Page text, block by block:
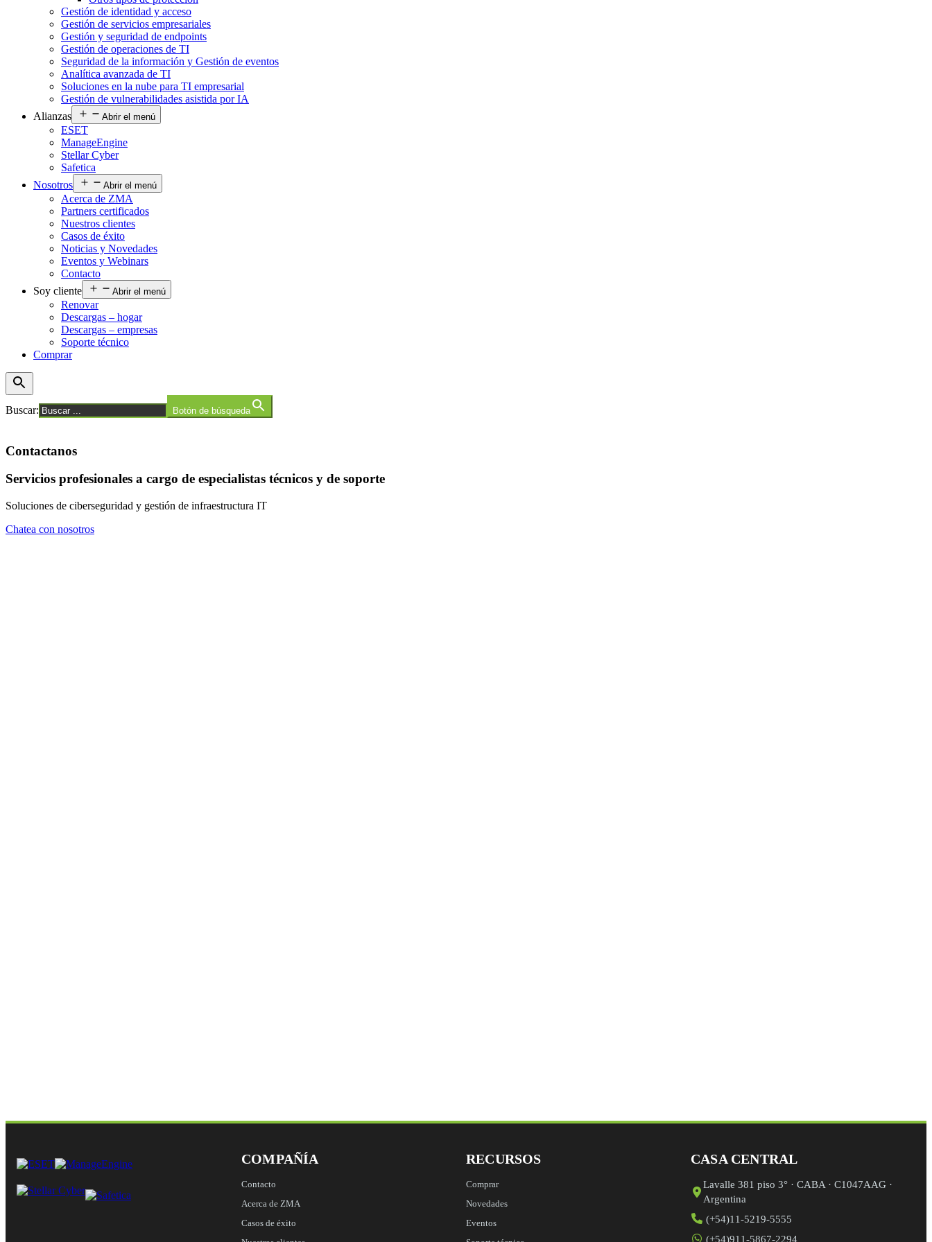
Gestión de identidad y acceso
Gestión de servicios empresariales
Gestión y seguridad de endpoints
Gestión de operaciones de TI
Seguridad de la información y Gestión de eventos
Analítica avanzada de TI
Soluciones en la nube para TI empresarial
Gestión de vulnerabilidades asistida por IA
Alianzas
Abrir el menú
ESET
ManageEngine
Stellar Cyber
Safetica
Nosotros
Abrir el menú
Acerca de ZMA
Partners certificados
Nuestros clientes
Casos de éxito
Noticias y Novedades
Eventos y Webinars
Contacto
Soy cliente
Abrir el menú
Renovar
Descargas – hogar
Descargas – empresas
Soporte técnico
Comprar
Buscar: Botón de búsqueda
Contactanos
Servicios profesionales a cargo de especialistas técnicos y de soporte
Soluciones de ciberseguridad y gestión de infraestructura IT
Chatea con nosotros
COMPAÑÍA
Contacto
Acerca de ZMA
Casos de éxito
RECURSOS
Comprar
Novedades
Eventos
CASA CENTRAL
Lavalle 381 piso 3° · CABA · C1047AAG ·
Argentina
(+54)11-5219-5555
(+54)911-5867-2294